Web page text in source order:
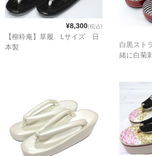
¥8,300(税込)
【柳粋庵】草履 Lサイズ 日
本製
白黒スト
緒に白菊